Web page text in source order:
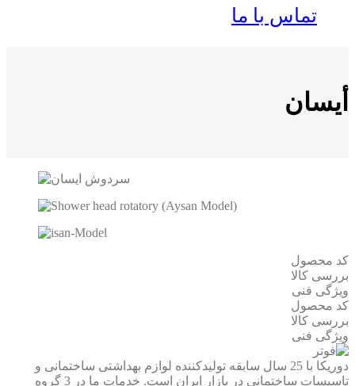
تماس با ما
أیسان
کد محصول
بررسی کالا
ویژگی فنی
کد محصول
بررسی کالا
ویژگی فنی
دوریکا با 25 سال سابقه تولیدکننده لوازم بهداشتی ساختمانی و
تاسیسات ساختمانی در بازار ایران است. خدمات ما در 3 گروه